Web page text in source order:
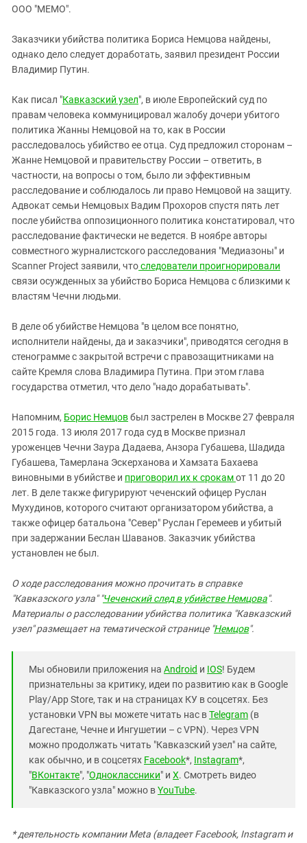
ИНАКОМЫСЛИЕ В ЧЕЧНЕ
ПРЕСЛЕДОВАНИЕ АКТИВИСТОВ
Дагестан
Кабардино-Балкария
Калмыкия
Карачаево-Черкесия
Краснодарский край
Нагорный Карабах
Российская Федерация
Ростовская область
Северная Осетия - Алания
СКФО
Чечня
Южная Осетия
ЮФО
ООО "МЕМО".
Заказчики убийства политика Бориса Немцова найдены,
однако дело следует доработать, заявил президент России
Владимир Путин.
Как писал "Кавказский узел", в июле Европейский суд по
правам человека коммуницировал жалобу дочери убитого
политика Жанны Немцовой на то, как в России
расследовалось убийство ее отца. Суд предложил сторонам –
Жанне Немцовой и правительству России – ответить, в
частности, на вопросы о том, было ли эффективным
расследование и соблюдалось ли право Немцовой на защиту.
Адвокат семьи Немцовых Вадим Прохоров спустя пять лет
после убийства оппозиционного политика констатировал, что
расследование фактически не ведется. В ноябре авторы
совместного журналистского расследования "Медиазоны" и
Scanner Project заявили, чтоследователи проигнорировали
связи осужденных за убийство Бориса Немцова с близкими к
властям Чечни людьми.
В деле об убийстве Немцова "в целом все понятно,
исполнители найдены, да и заказчики", приводятся сегодня в
стенограмме с закрытой встречи с правозащитниками на
сайте Кремля слова Владимира Путина. При этом глава
государства отметил, что дело "надо дорабатывать".
Напомним, Борис Немцовбыл застрелен в Москве 27 февраля
2015 года. 13 июля 2017 года суд в Москве признал
уроженцев Чечни Заура Дадаева, Анзора Губашева, Шадида
Губашева, Тамерлана Эскерханова и Хамзата Бахаева
виновными в убийстве и приговорил их к срокамот 11 до 20
лет. В деле также фигурируют чеченский офицер Руслан
Мухудинов, которого считают организатором убийства, а
также офицер батальона "Север" Руслан Геремеев и убитый
при задержании Беслан Шаванов. Заказчик убийства
установлен не был.
О ходе расследования можно прочитать в справке
"Кавказского узла" "Чеченский след в убийстве Немцова".
Материалы о расследовании убийства политика "Кавказский
узел" размещает на тематической странице "Немцов".
Мы обновили приложения на Android и IOS! Будем
признательны за критику, идеи по развитию как в Google
Play/App Store, так и на страницах КУ в соцсетях. Без
установки VPN вы можете читать нас вTelegram (в
Дагестане, Чечне и Ингушетии – с VPN). Через VPN
можно продолжать читать "Кавказский узел" на сайте,
как обычно, и в соцсетях Facebook*, Instagram*,
"ВКонтакте", "Одноклассники" и X. Смотреть видео
"Кавказского узла" можно вYouTube.
* деятельность компании Meta (владеет Facebook, Instagram и